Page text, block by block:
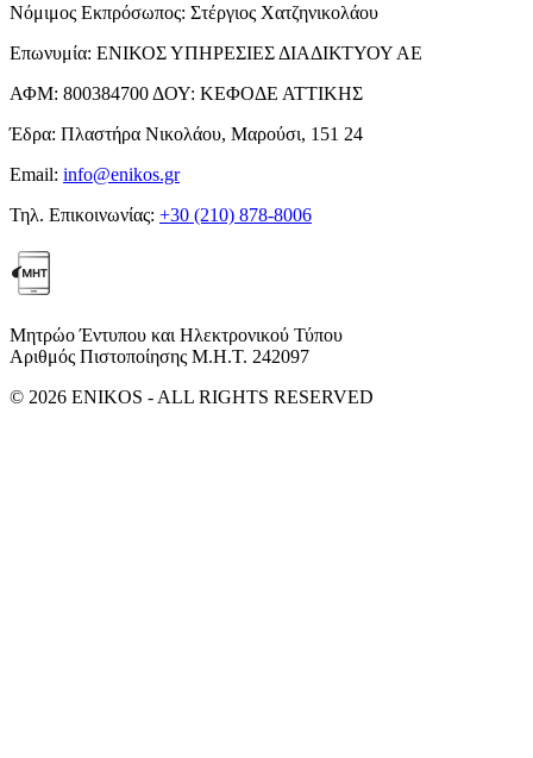
Νόμιμος Εκπρόσωπος: Στέργιος Χατζηνικολάου
Επωνυμία: ΕΝΙΚΟΣ ΥΠΗΡΕΣΙΕΣ ΔΙΑΔΙΚΤΥΟΥ ΑΕ
ΑΦΜ: 800384700 ΔΟΥ: ΚΕΦΟΔΕ ΑΤΤΙΚΗΣ
Έδρα: Πλαστήρα Νικολάου, Μαρούσι, 151 24
Email: info@enikos.gr
Τηλ. Επικοινωνίας: +30 (210) 878-8006
Μητρώο Έντυπου και Ηλεκτρονικού Τύπου
Αριθμός Πιστοποίησης Μ.Η.Τ. 242097
© 2026 ENIKOS - ALL RIGHTS RESERVED